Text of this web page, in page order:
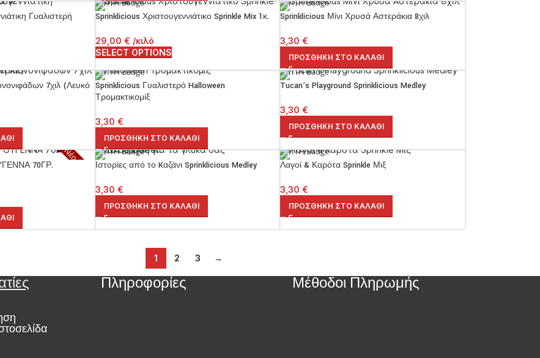
Γυαλιστερή
Sprinklicious Χριστουγεννιάτικο Sprinkle Mix 1κ.
29,00 € /κιλό
SELECT OPTIONS
Sprinklicious Μίνι Χρυσά Αστεράκια 8χιλ
3,30 €
ΠΡΟΣΘΉΚΗ ΣΤΟ ΚΑΛΆΘΙ
7χιλ (Λευκό Sprinklicious Γυαλιστερό Halloween
Τρομακτικομίξ
3,30 €
ΠΡΟΣΘΉΚΗ ΣΤΟ ΚΑΛΆΘΙ
Tucan’s Playground Sprinklicious Medley
3,30 €
ΠΡΟΣΘΉΚΗ ΣΤΟ ΚΑΛΆΘΙ
Νέο προϊόν
70ΓΡ.
Ιστορίες από το Kαζάνι Sprinklicious Medley
3,30 €
ΠΡΟΣΘΉΚΗ ΣΤΟ ΚΑΛΆΘΙ
Λαγοί & Καρότα Sprinkle Μιξ
3,30 €
ΠΡΟΣΘΉΚΗ ΣΤΟ ΚΑΛΆΘΙ
1 2 3 →
Πληροφορίες Μέθοδοι Πληρωμής